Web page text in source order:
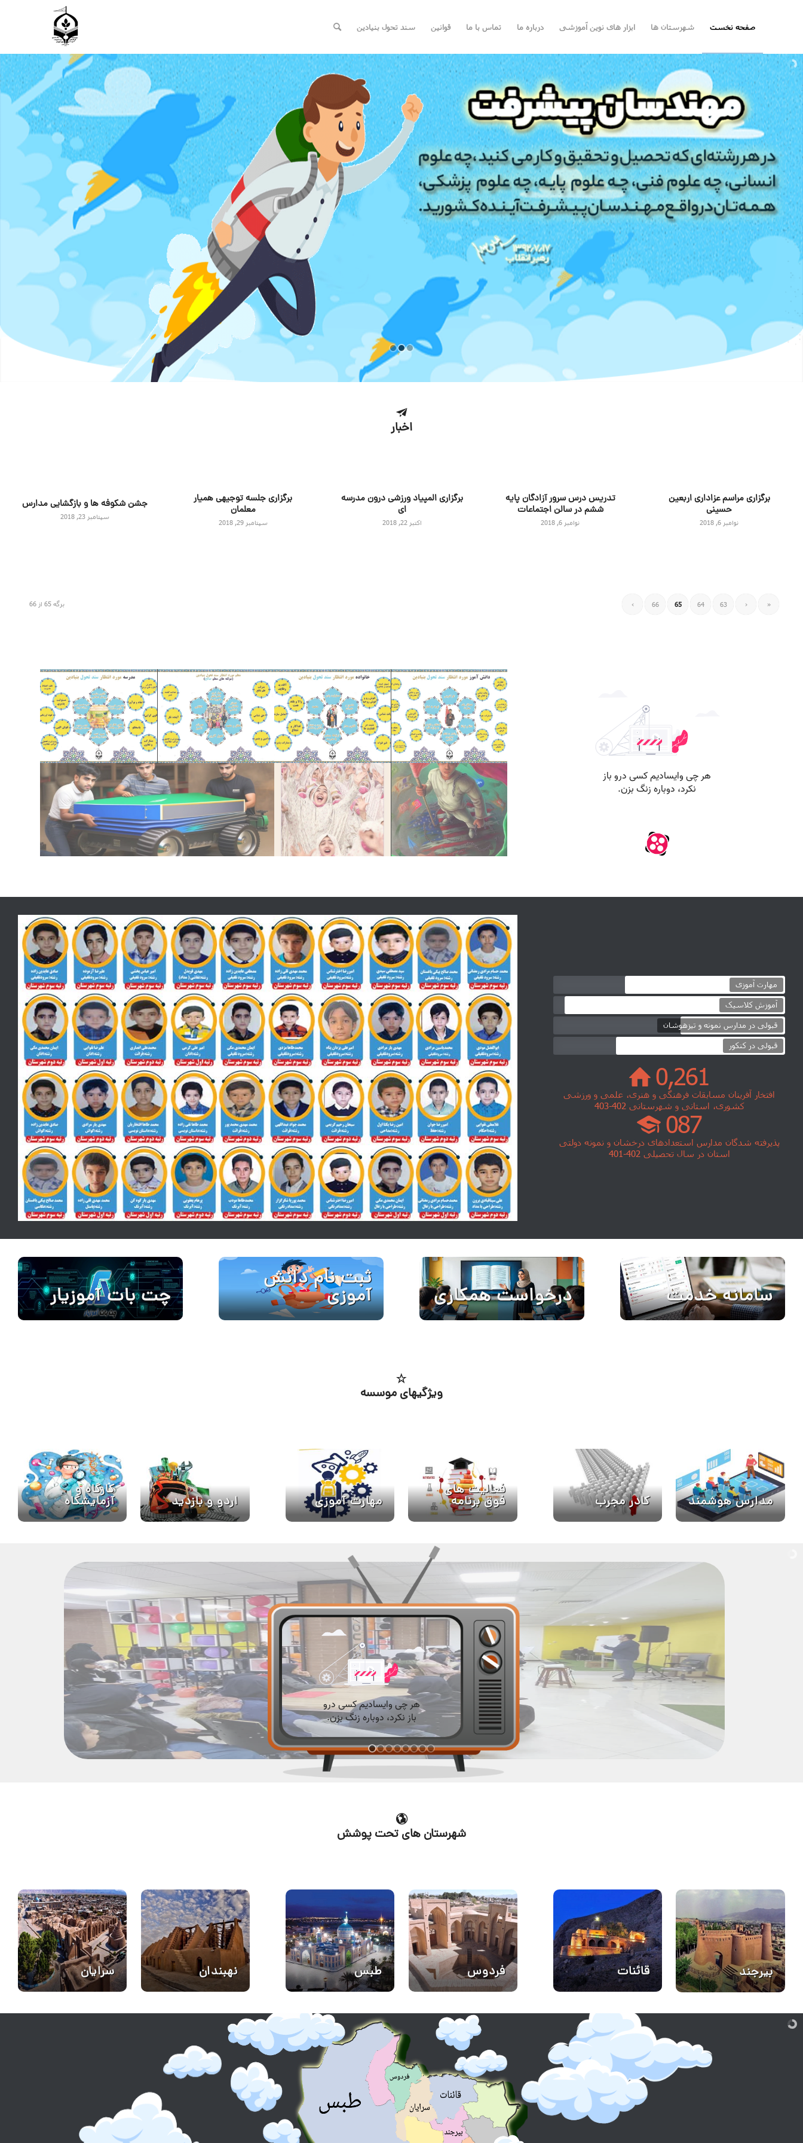
صفحه نخست شهرستان ها ابزار های نوین آموزشی درباره ما تماس با ما قوانین سند تحول بنیادین
اخبار
برگزاری مراسم عزاداری اربعین
حسینی
نوامبر 6, 2018
تدریس درس سرور آزادگان پایه
ششم در سالن اجتماعات
نوامبر 6, 2018
برگزاری المپیاد ورزشی درون مدرسه
ای
اکتبر 22, 2018
برگزاری جلسه توجیهی همیار
معلمان
سپتامبر 29, 2018
جشن شکوفه ها و بازگشایی مدارس
سپتامبر 23, 2018
برگه 65 از 66 «
‹
63
64
65
66
›
مهارت آموزی
آموزش کلاسیک
قبولی در مدارس نمونه و تیزهوشان
قبولی در کنکور
0,504
افتخار آفرینان مسابقات فرهنگی و هنری، علمی و ورزشی
کشوری، استانی و شهرستانی 402-403
168
پذیرفته شدگان مدارس استعدادهای درخشان و نمونه دولتی
استان در سال تحصیلی 402-401
سامانه خدمت درخواست همکاری
ثبت نام دانش
آموزی چت بات آموزیار
ویژگیهای موسسه
مدارس هوشمند کادر مجرب
فعالیت های
فوق برنامه مهارت آموزی اردو و بازدید
کارگاه و
آزمایشگاه
شهرستان های تحت پوشش
بیرجند قائنات فردوس طبس نهبندان سرایان